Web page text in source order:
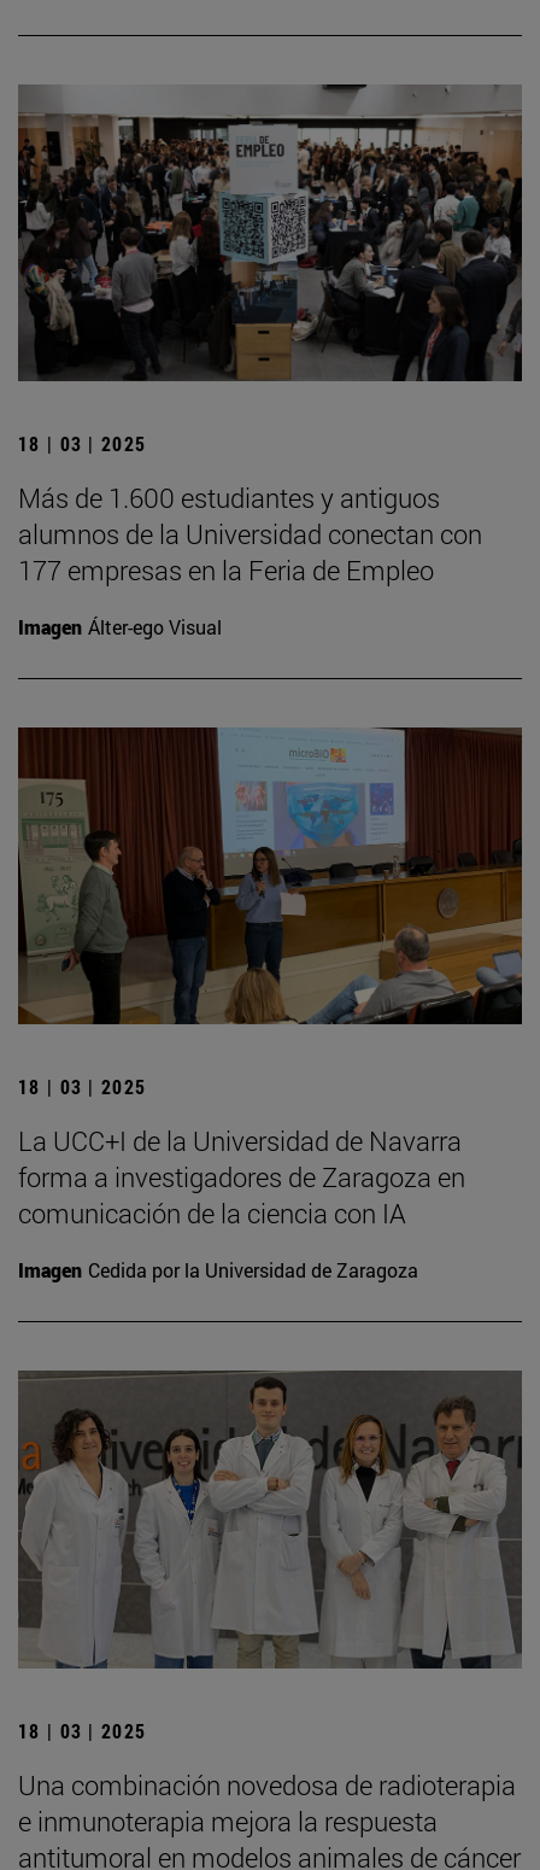
18 | 03 | 2025
Más de 1.600 estudiantes y antiguos
alumnos de la Universidad conectan con
177 empresas en la Feria de Empleo
Imagen Álter-ego Visual
18 | 03 | 2025
La UCC+I de la Universidad de Navarra
forma a investigadores de Zaragoza en
comunicación de la ciencia con IA
Imagen Cedida por la Universidad de Zaragoza
18 | 03 | 2025
Una combinación novedosa de radioterapia
e inmunoterapia mejora la respuesta
antitumoral en modelos animales de cáncer